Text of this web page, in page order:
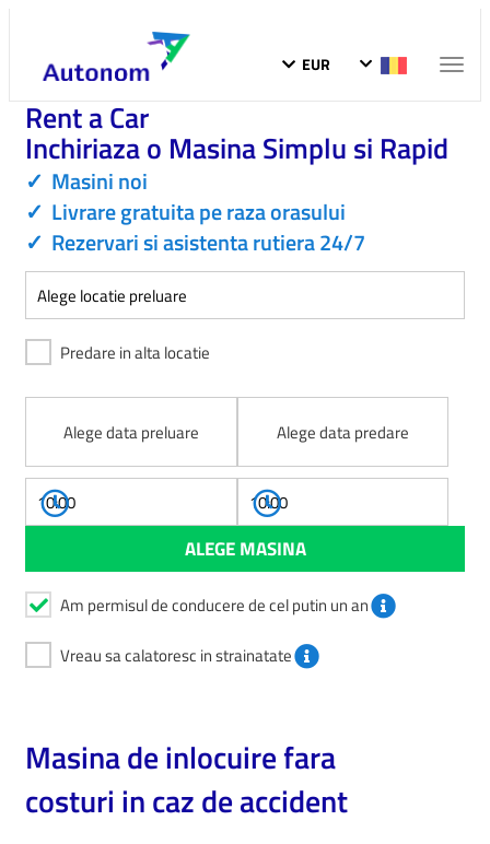
Toggle
EUR
Rent a Car
Inchiriaza o Masina Simplu si Rapid
✓ Masini noi
✓ Livrare gratuita pe raza orasului
✓ Rezervari si asistenta rutiera 24/7
Predare in alta locatie
Alege data preluare Alege data predare
Am permisul de conducere de cel putin un an
Vreau sa calatoresc in strainatate
Masina de inlocuire fara
costuri in caz de accident